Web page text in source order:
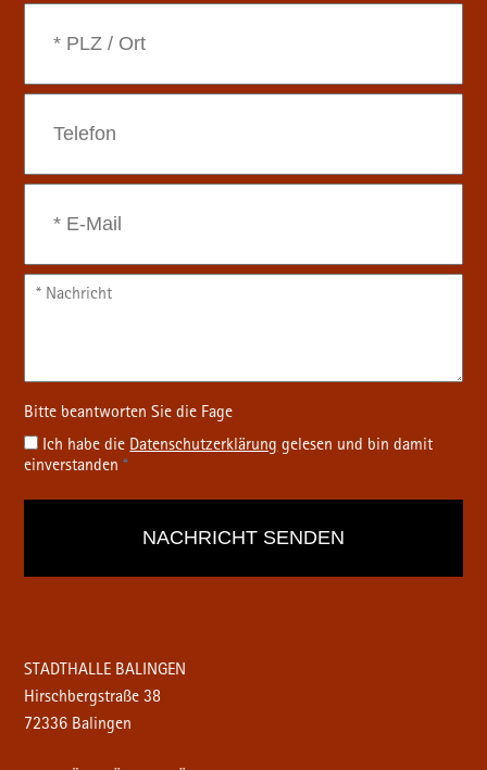
Ich habe dieDatenschutz­erklärunggelesen und bin damit
einverstanden*
STADTHALLE BALINGEN
Hirschbergstraße 38
72336 Balingen